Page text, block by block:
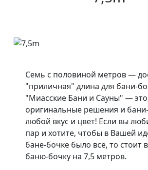
Семь с половиной метров —
"приличная" длина для бани-
"Миасские Бани и Сауны" — это,
оригинальные решения и
любой вкус и цвет! Если вы
пар и хотите, чтобы в Вашей
бане-бочке было всё, то стоит
баню-бочку на 7,5 метров.